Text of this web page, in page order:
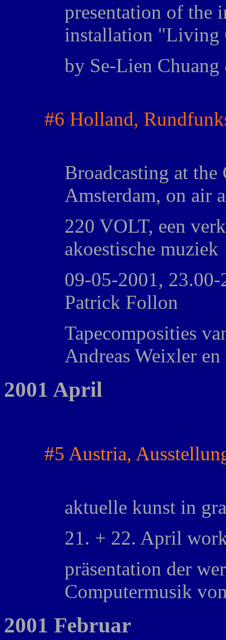
presentation of the
installation "Living
by Se-Lien
#6 Holland,
Broadcasting at the
Amsterdam, on air
220 VOLT, een
akoestische muziek
09-05-2001,
Patrick Follon
Tapecomposities
Andreas Weixler
2001 April
#5 Austria,
aktuelle kunst in
21. + 22. April
präsentation der
Computermusik
2001 Februar